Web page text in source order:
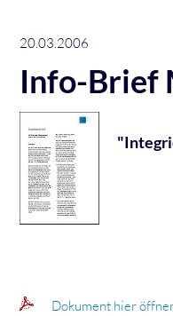
20.03.2006
Info-Brief
Dokument hier